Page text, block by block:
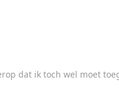
dat ik toch wel moet